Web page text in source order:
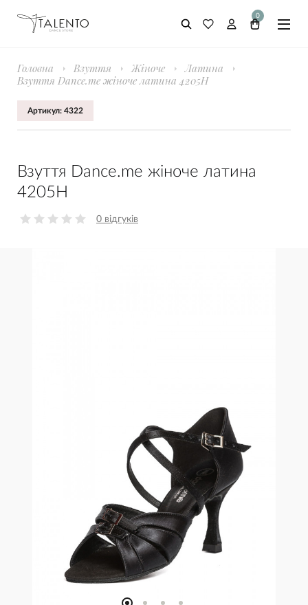
0
Головна Взуття Жіноче
Латина
Взуття Dance.me жіноче латина 4205H
Артикул: 4322
Взуття Dance.me жіноче латина
4205H
0 відгуків